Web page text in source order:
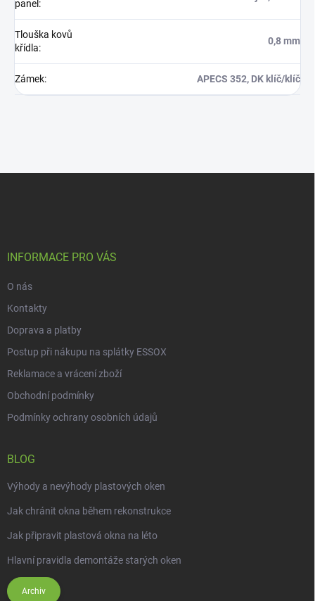
panel :
Tlouška kovů
křídla:
0,8 mm
Zámek: APECS 352, DK klíč/klíč
INFORMACE PRO VÁS
O nás
Kontakty
Doprava a platby
Postup při nákupu na splátky ESSOX
Reklamace a vrácení zboží
Obchodní podmínky
Podmínky ochrany osobních údajů
BLOG
Výhody a nevýhody plastových oken
Jak chránit okna během rekonstrukce
Jak připravit plastová okna na léto
Hlavní pravidla demontáže starých oken
Archiv